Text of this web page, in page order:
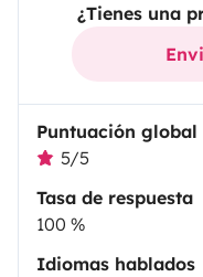
¿Tienes una
Puntuación global
5/5
Tasa de respuesta
100 %
Idiomas hablados